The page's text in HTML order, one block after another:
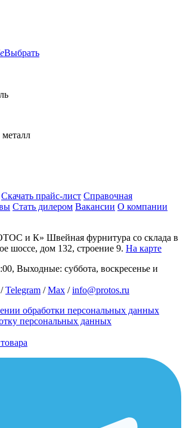
Выбрать
Скачать прайс-лист Справочная
Стать дилером Вакансии О компании
и К» Швейная фурнитура со склада в
шоссе, дом 132, строение 9. На карте
Выходные: суббота, воскресенье и
/Telegram /Max /info@protos.ru
обработки персональных данных
персональных данных